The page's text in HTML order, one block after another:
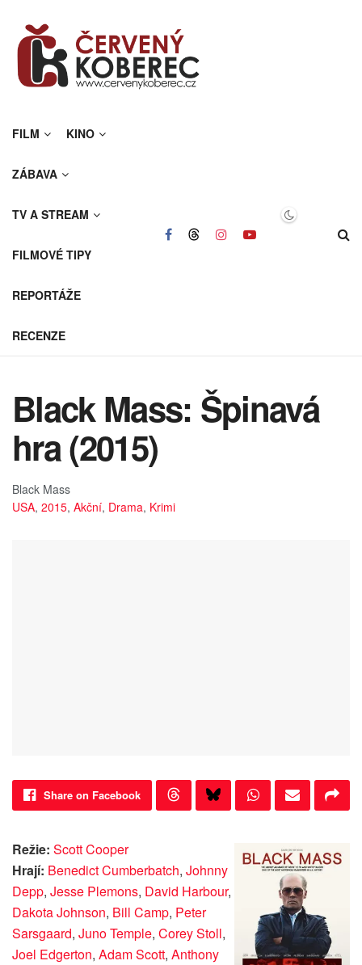
FILM KINO
ZÁBAVA
TV A STREAM
FILMOVÉ TIPY
REPORTÁŽE
RECENZE
Black Mass: Špinavá
hra (2015)
Black Mass
USA, 2015, Akční, Drama, Krimi
Share on Facebook
Režie: Scott Cooper
Hrají: Benedict Cumberbatch, Johnny
Depp, Jesse Plemons, David Harbour,
Dakota Johnson, Bill Camp, Peter
Sarsgaard, Juno Temple, Corey Stoll,
Joel Edgerton, Adam Scott, Anthony